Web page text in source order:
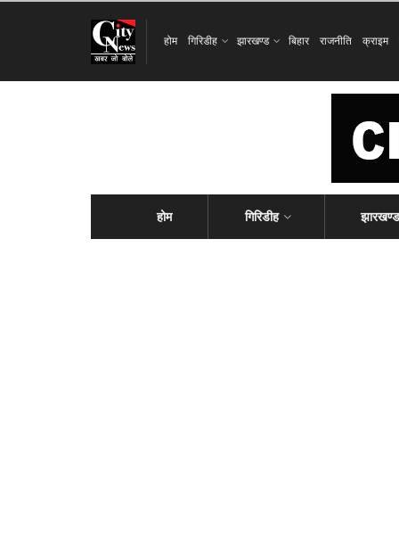
होम गिरिडीह झारखण्ड बिहार राजनीति क्राइम
होम गिरिडीह